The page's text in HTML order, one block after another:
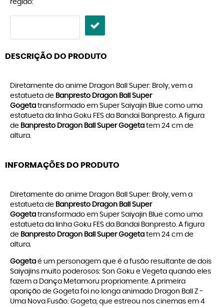
região:
DESCRIÇÃO DO PRODUTO
Diretamente do anime Dragon Ball Super: Broly, vem a
estatueta de Banpresto Dragon Ball Super
Gogeta transformado em Super Saiyajin Blue como uma
estatueta da linha Goku FES da Bandai Banpresto. A figura
de Banpresto Dragon Ball Super Gogeta tem 24 cm de
altura.
INFORMAÇÕES DO PRODUTO
Diretamente do anime Dragon Ball Super: Broly, vem a
estatueta de Banpresto Dragon Ball Super
Gogeta transformado em Super Saiyajin Blue como uma
estatueta da linha Goku FES da Bandai Banpresto. A figura
de Banpresto Dragon Ball Super Gogeta tem 24 cm de
altura.
Gogeta é um personagem que é a fusão resultante de dois
Saiyajins muito poderosos: Son Goku e Vegeta quando eles
fazem a Dança Metamoru propriamente. A primeira
aparição de Gogeta foi no longa animado Dragon Ball Z -
Uma Nova Fusão: Gogeta, que estreou nos cinemas em 4